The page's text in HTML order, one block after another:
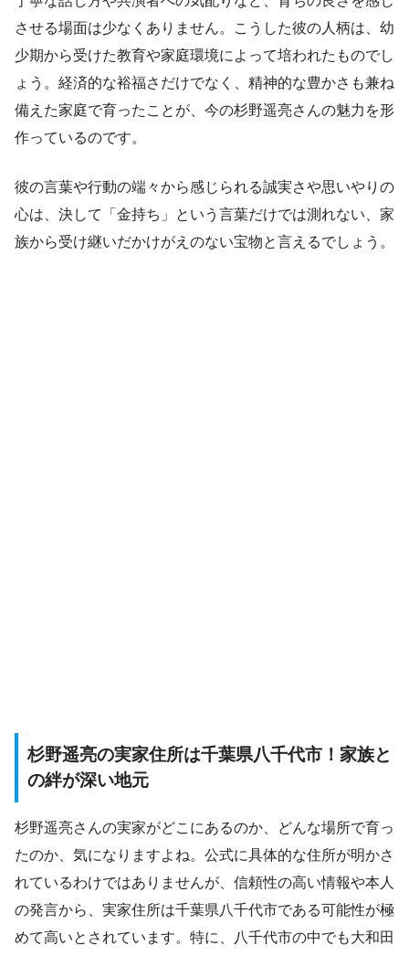
させる場面は少なくありません。こうした彼の人柄は、幼
少期から受けた教育や家庭環境によって培われたものでし
ょう。経済的な裕福さだけでなく、精神的な豊かさも兼ね
備えた家庭で育ったことが、今の杉野遥亮さんの魅力を形
作っているのです。
彼の言葉や行動の端々から感じられる誠実さや思いやりの
心は、決して「金持ち」という言葉だけでは測れない、家
族から受け継いだかけがえのない宝物と言えるでしょう。
杉野遥亮の実家住所は千葉県八千代市！家族と
の絆が深い地元
杉野遥亮さんの実家がどこにあるのか、どんな場所で育っ
たのか、気になりますよね。公式に具体的な住所が明かさ
れているわけではありませんが、信頼性の高い情報や本人
の発言から、実家住所は千葉県八千代市である可能性が極
めて高いとされています。特に、八千代市の中でも大和田